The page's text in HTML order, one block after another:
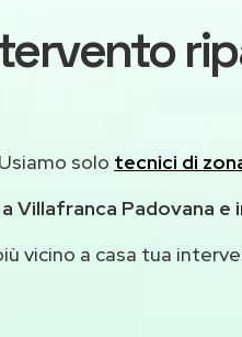
Usiamo solo tecnici di
a Villafranca Padovana
vicino a casa tua